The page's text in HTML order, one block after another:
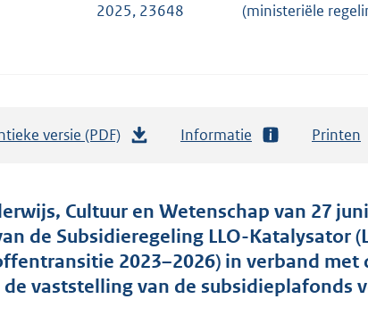
2025, 23648
(ministeriële
versie (PDF)
t
a
n
d
Informatie Printen
Cultuur en Wetenschap van 27
de Subsidieregeling LLO-Katalysator
2023–2026) in verband met
vaststelling van de subsidieplafonds